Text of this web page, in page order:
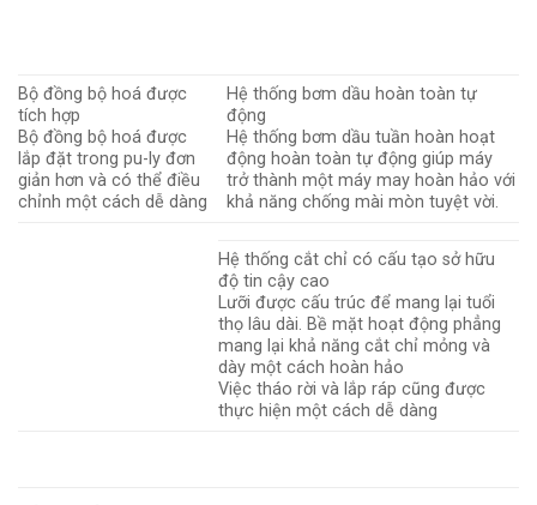
Bộ đồng bộ hoá được
tích hợp
Bộ đồng bộ hoá được
lắp đặt trong pu-ly đơn
giản hơn và có thể điều
chỉnh một cách dễ dàng
Hệ thống bơm dầu hoàn toàn tự
động
Hệ thống bơm dầu tuần hoàn hoạt
động hoàn toàn tự động giúp máy
trở thành một máy may hoàn hảo với
khả năng chống mài mòn tuyệt vời.
Hệ thống cắt chỉ có cấu tạo sở hữu
độ tin cậy cao
Lưỡi được cấu trúc để mang lại tuổi
thọ lâu dài. Bề mặt hoạt động phẳng
mang lại khả năng cắt chỉ mỏng và
dày một cách hoàn hảo
Việc tháo rời và lắp ráp cũng được
thực hiện một cách dễ dàng